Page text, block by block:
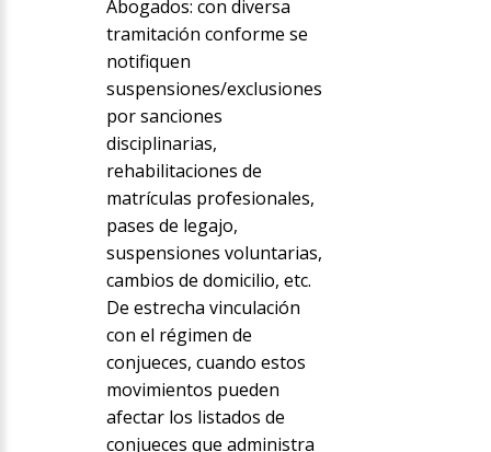
Abogados: con diversa
tramitación conforme se
notifiquen
suspensiones/exclusiones
por sanciones
disciplinarias,
rehabilitaciones de
matrículas profesionales,
pases de legajo,
suspensiones voluntarias,
cambios de domicilio, etc.
De estrecha vinculación
con el régimen de
conjueces, cuando estos
movimientos pueden
afectar los listados de
conjueces que administra